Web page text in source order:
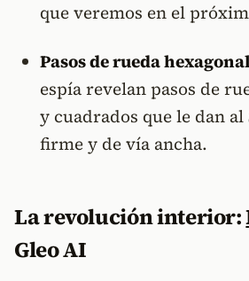
que veremos en el
Pasos de rueda
espía revelan pasos de
y cuadrados que le dan al
firme y de vía ancha.
La revolución interior:
Gleo AI